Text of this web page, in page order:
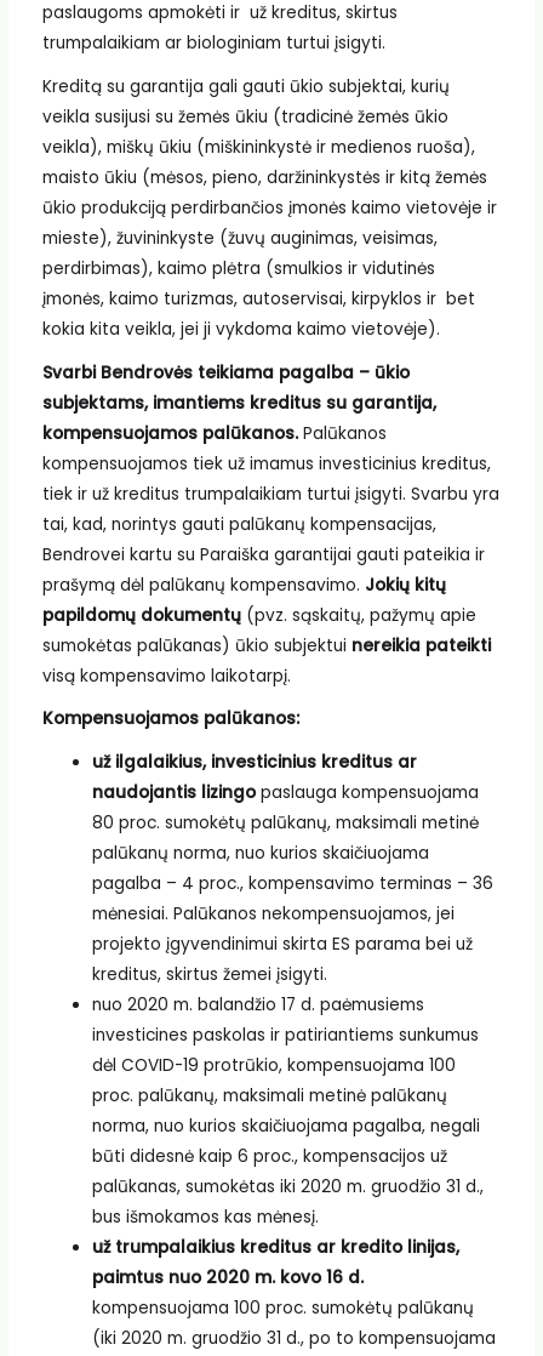
paslaugoms apmokėti ir už kreditus, skirtus
trumpalaikiam ar biologiniam turtui įsigyti.
Kreditą su garantija gali gauti ūkio subjektai, kurių
veikla susijusi su žemės ūkiu (tradicinė žemės ūkio
veikla), miškų ūkiu (miškininkystė ir medienos ruoša),
maisto ūkiu (mėsos, pieno, daržininkystės ir kitą žemės
ūkio produkciją perdirbančios įmonės kaimo vietovėje ir
mieste), žuvininkyste (žuvų auginimas, veisimas,
perdirbimas), kaimo plėtra (smulkios ir vidutinės
įmonės, kaimo turizmas, autoservisai, kirpyklos ir bet
kokia kita veikla, jei ji vykdoma kaimo vietovėje).
Svarbi Bendrovės teikiama pagalba – ūkio
subjektams, imantiems kreditus su garantija,
kompensuojamos palūkanos.Palūkanos
kompensuojamos tiek už imamus investicinius kreditus,
tiek ir už kreditus trumpalaikiam turtui įsigyti. Svarbu yra
tai, kad, norintys gauti palūkanų kompensacijas,
Bendrovei kartu su Paraiška garantijai gauti pateikia ir
prašymą dėl palūkanų kompensavimo. Jokių kitų
papildomų dokumentų(pvz. sąskaitų, pažymų apie
sumokėtas palūkanas) ūkio subjektui nereikia pateikti
visą kompensavimo laikotarpį.
Kompensuojamos palūkanos:
už ilgalaikius, investicinius kreditus ar
naudojantis lizingopaslauga kompensuojama
80 proc. sumokėtų palūkanų, maksimali metinė
palūkanų norma, nuo kurios skaičiuojama
pagalba – 4 proc., kompensavimo terminas – 36
mėnesiai. Palūkanos nekompensuojamos, jei
projekto įgyvendinimui skirta ES parama bei už
kreditus, skirtus žemei įsigyti.
nuo 2020 m. balandžio 17 d. paėmusiems
investicines paskolas ir patiriantiems sunkumus
dėl COVID-19 protrūkio, kompensuojama 100
proc. palūkanų, maksimali metinė palūkanų
norma, nuo kurios skaičiuojama pagalba, negali
būti didesnė kaip 6 proc., kompensacijos už
palūkanas, sumokėtas iki 2020 m. gruodžio 31 d.,
bus išmokamos kas mėnesį.
už trumpalaikius kreditus ar kredito linijas,
paimtus nuo 2020 m. kovo 16 d.
kompensuojama 100 proc. sumokėtų palūkanų
(iki 2020 m. gruodžio 31 d., po to kompensuojama